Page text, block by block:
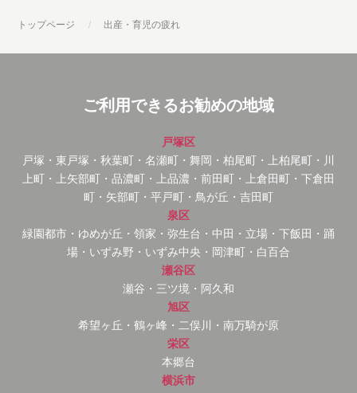
トップページ 出産・育児の疲れ
ご利用できるお勧めの地域
戸塚区
戸塚・東戸塚・秋葉町・名瀬町・舞岡・柏尾町・上柏尾町・川
上町・上矢部町・品濃町・上品濃・前田町・上倉田町・下倉田
町・矢部町・平戸町・鳥が丘・吉田町
泉区
緑園都市・ゆめが丘・領家・弥生台・中田・立場・下飯田・踊
場・いずみ野・いずみ中央・岡津町・白百合
瀬谷区
瀬谷・三ツ境・阿久和
旭区
希望ヶ丘・鶴ヶ峰・二俣川・南万騎が原
栄区
本郷台
横浜市